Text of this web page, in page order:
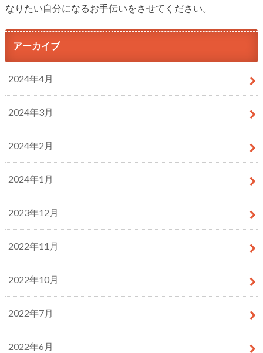
なりたい自分になるお手伝いをさせてください。
アーカイブ
2024年4月
2024年3月
2024年2月
2024年1月
2023年12月
2022年11月
2022年10月
2022年7月
2022年6月